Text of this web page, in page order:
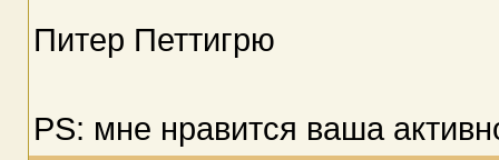
Питер Петтигрю
PS: мне нравится ваша